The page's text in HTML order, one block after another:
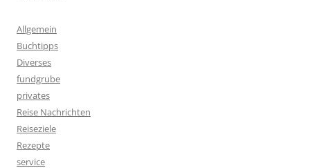
Allgemein
Buchtipps
Diverses
fundgrube
privates
Reise Nachrichten
Reiseziele
Rezepte
service